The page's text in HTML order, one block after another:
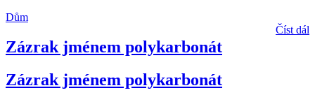
Dům
Číst dál
Zázrak jménem polykarbonát
Zázrak jménem polykarbonát